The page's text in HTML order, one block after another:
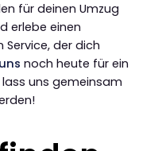
für deinen Umzug
erlebe einen
Service, der dich
noch heute für ein
uns gemeinsam